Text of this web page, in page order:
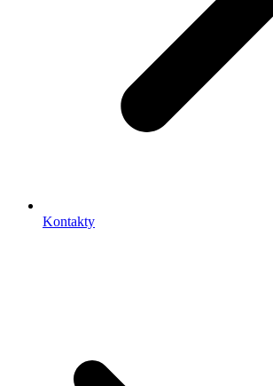
Kontakty